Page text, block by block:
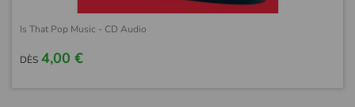
Is That Pop Music - CD Audio
DÈS 4,00 €